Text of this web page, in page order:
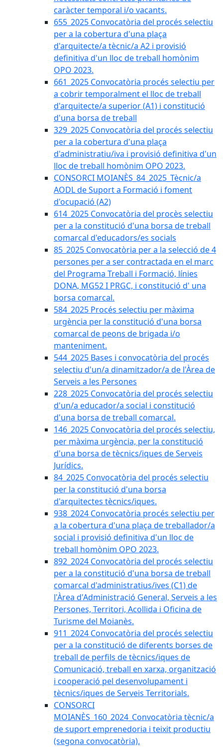
caràcter temporal i/o vacants.
655_2025 Convocatòria del procés selectiu
per a la cobertura d'una plaça
d'arquitecte/a tècnic/a A2 i provisió
definitiva d'un lloc de treball homònim
OPO 2023.
661_2025 Convocatòria procés selectiu per
a cobrir temporalment el lloc de treball
d'arquitecte/a superior (A1) i constitució
d'una borsa de treball
329_2025 Convocatòria del procés selectiu
per a la cobertura d'una plaça
d'administratiu/iva i provisió definitiva d'un
lloc de treball homònim OPO 2023.
CONSORCI MOIANÈS_84_2025_Tècnic/a
AODL de Suport a Formació i foment
d'ocupació (A2)
614_2025 Convocatòria del procès selectiu
per a la constitució d'una borsa de treball
comarcal d'educadors/es socials
85_2025 Convocatòria per a la selecció de 4
persones per a ser contractada en el marc
del Programa Treball i Formació, línies
DONA, MG52 I PRGC, i constitució d' una
borsa comarcal.
584_2025 Procés selectiu per màxima
urgència per la constitució d'una borsa
comarcal de peons de brigada i/o
manteniment.
544_2025 Bases i convocatòria del procés
selectiu d'un/a dinamitzador/a de l'Àrea de
Serveis a les Persones
228_2025 Convocatòria del procés selectiu
d'un/a educador/a social i constitució
d'una borsa de treball comarcal.
146_2025 Convocatòria del procés selectiu,
per màxima urgència, per la constitució
d'una borsa de tècnics/iques de Serveis
Jurídics.
84_2025 Convocatòria del procés selectiu
per la constitució d'una borsa
d'arquitectes tècnics/iques.
938_2024 Convocatòria procés selectiu per
a la cobertura d'una plaça de treballador/a
social i provisió definitiva d'un lloc de
treball homònim OPO 2023.
892_2024 Convocatòria del procés selectiu
per a la constitució d'una borsa de treball
comarcal d'administratius/ives (C1) de
l'Àrea d'Administració General, Serveis a les
Persones, Territori, Acollida i Oficina de
Turisme del Moianès.
911_2024 Convocatòria del procés selectiu
per a la constitució de diferents borses de
treball de perfils de tècnics/iques de
Comunicació, treball en xarxa, organització
i cooperació pel desenvolupament i
tècnics/iques de Serveis Territorials.
CONSORCI
MOIANÈS_160_2024_Convocatòria tècnic/a
de suport emprenedoria i teixit productiu
(segona convocatòria).